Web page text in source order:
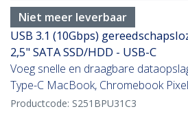
Niet meer leverbaar
USB 3.1 (10Gbps)
2,5" SATA SSD/HDD - USB-C
Voeg snelle en draagbare
Type-C MacBook, Chromebook
Productcode: S251BPU31C3